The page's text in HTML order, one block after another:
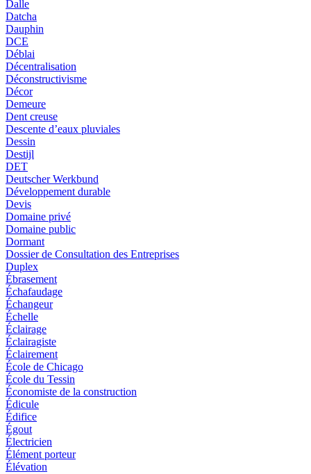
Dalle
Datcha
Dauphin
DCE
Déblai
Décentralisation
Déconstructivisme
Décor
Demeure
Dent creuse
Descente d’eaux pluviales
Dessin
Destijl
DET
Deutscher Werkbund
Développement durable
Devis
Domaine privé
Domaine public
Dormant
Dossier de Consultation des Entreprises
Duplex
Ébrasement
Échafaudage
Échangeur
Échelle
Éclairage
Éclairagiste
Éclairement
École de Chicago
École du Tessin
Économiste de la construction
Édicule
Édifice
Égout
Électricien
Élément porteur
Élévation